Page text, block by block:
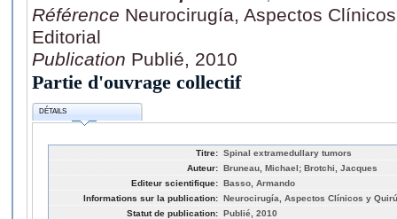
Référence Neurocirugía, Aspectos
Editorial
Publication Publié, 2010
Partie d'ouvrage collectif
DÉTAILS
Titre: Spinal extramedullary tumors
Auteur: Bruneau, Michael; Brotchi, Jacques
Editeur scientifique: Basso, Armando
Informations sur la publication: Neurocirugía, Aspectos Clínicos y
Statut de publication: Publié, 2010